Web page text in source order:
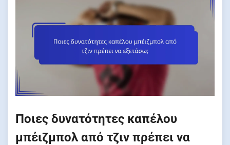
Ποιες δυνατότητες καπέλου
μπέιζμπολ από τζιν πρέπει να